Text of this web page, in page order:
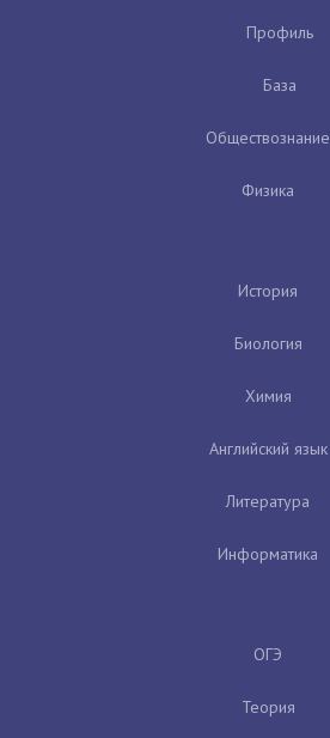
Профиль
База
Обществознание
Физика
История
Биология
Химия
Английский язык
Литература
Информатика
ОГЭ
Теория